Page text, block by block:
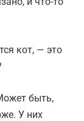
кот, — это
быть,
У них